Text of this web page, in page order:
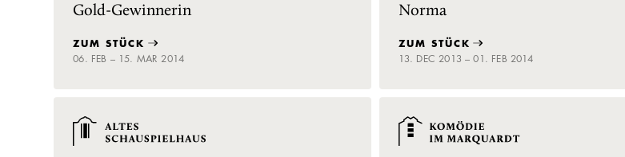
Gold-Gewinnerin
ZUM STÜCK
06. FEB – 15. MAR 2014
Norma
ZUM STÜCK
13. DEC 2013 – 01. FEB 2014